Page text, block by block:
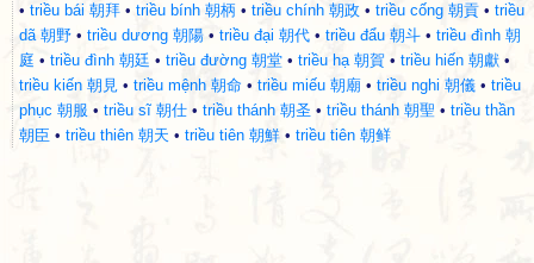
• triều bái 朝拜 • triều bính 朝柄 • triều chính 朝政 • triều cống 朝貢 • triều
dã 朝野 • triều dương 朝陽 • triều đại 朝代 • triều đẩu 朝斗 • triều đình 朝
庭 • triều đình 朝廷 • triều đường 朝堂 • triều hạ 朝賀 • triều hiến 朝獻 •
triều kiến 朝見 • triều mệnh 朝命 • triều miếu 朝廟 • triều nghi 朝儀 • triều
phục 朝服 • triều sĩ 朝仕 • triều thánh 朝圣 • triều thánh 朝聖 • triều thần
朝臣 • triều thiên 朝天 • triều tiên 朝鮮 • triều tiên 朝鲜